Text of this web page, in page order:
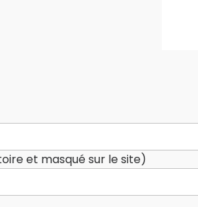
et masqué sur le site)